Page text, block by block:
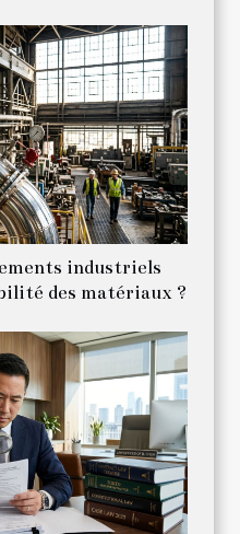
industriels
des matériaux ?